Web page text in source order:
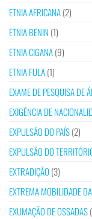
ETNIA AFRICANA(2)
ETNIA BENIN (1)
ETNIA CIGANA(9)
ETNIA FULA(1)
EXAME DE PESQUISA DE
EXIGÊNCIA DE
EXPULSÃO DO PAÍS(2)
EXPULSÃO DO
EXTRADIÇÃO (3)
EXTREMA MOBILIDADE
EXUMAÇÃO DE OSSADAS